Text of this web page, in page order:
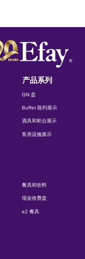
产品系列
GN 盘
Buffet 陈列展示
酒具和柜台展示
客房设施展示
餐具和饮料
现金收费盘
e2 餐具